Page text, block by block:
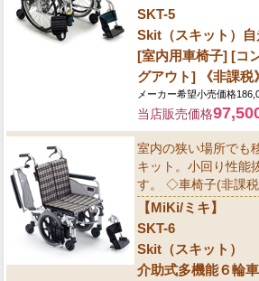
SKT-5
Skit（スキット）
[室内用車椅子] [コ
グアウト] 《非課税
メーカー希望小売価格
当店販売価格
室内の狭い場所でも
キット。小回り性能
す。 ◇車椅子(非課
【MiKi/ミキ】
SKT-6
Skit（スキット）
介助式多機能６輪